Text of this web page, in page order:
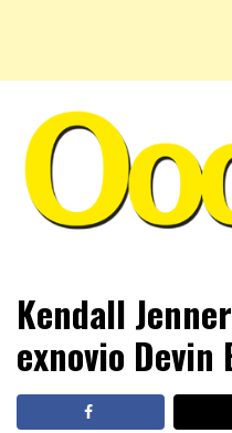
Ooops!
al tanto de las
en un mismo lugar.
Kendall
exnovio Devin